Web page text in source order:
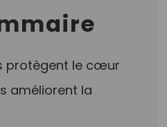
protègent le cœur
améliorent la